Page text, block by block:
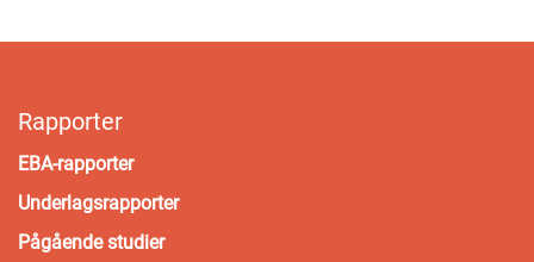
Rapporter
EBA-rapporter
Underlagsrapporter
Pågående studier